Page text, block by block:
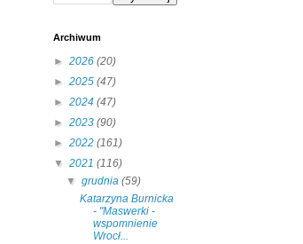
Archiwum
► 2026 (20)
► 2025 (47)
► 2024 (47)
► 2023 (90)
► 2022 (161)
▼ 2021 (116)
▼grudnia(59)
Katarzyna Burnicka
- "Maswerki -
wspomnienie
Wrocł...